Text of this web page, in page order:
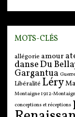
MOTS-CLÉS
allégorie amour
danseDu
Gargantua Guerre
Libéralité Léry
Montaigne 1912-
conceptions et réceptions